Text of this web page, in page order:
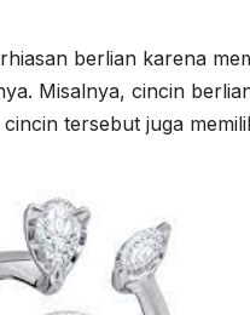
berlian karena
Misalnya, cincin
tersebut juga